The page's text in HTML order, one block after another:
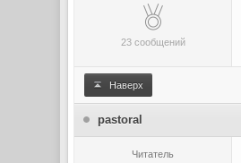
23 сообщений
Наверх
pastoral
Читатель